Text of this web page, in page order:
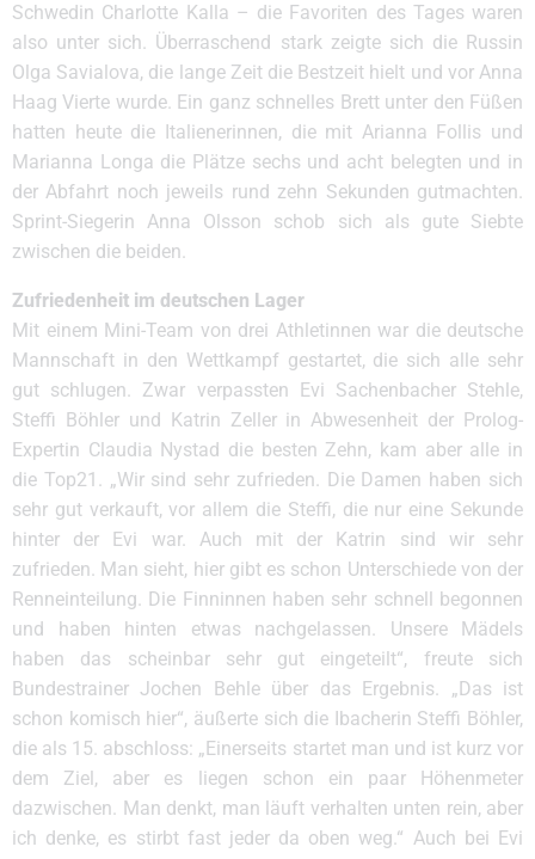
Schwedin Charlotte Kalla – die Favoriten des Tages waren
also unter sich. Überraschend stark zeigte sich die Russin
Olga Savialova, die lange Zeit die Bestzeit hielt und vor Anna
Haag Vierte wurde. Ein ganz schnelles Brett unter den Füßen
hatten heute die Italienerinnen, die mit Arianna Follis und
Marianna Longa die Plätze sechs und acht belegten und in
der Abfahrt noch jeweils rund zehn Sekunden gutmachten.
Sprint-Siegerin Anna Olsson schob sich als gute Siebte
zwischen die beiden.
Zufriedenheit im deutschen Lager
Mit einem Mini-Team von drei Athletinnen war die deutsche
Mannschaft in den Wettkampf gestartet, die sich alle sehr
gut schlugen. Zwar verpassten Evi Sachenbacher Stehle,
Steffi Böhler und Katrin Zeller in Abwesenheit der Prolog-
Expertin Claudia Nystad die besten Zehn, kam aber alle in
die Top21. „Wir sind sehr zufrieden. Die Damen haben sich
sehr gut verkauft, vor allem die Steffi, die nur eine Sekunde
hinter der Evi war. Auch mit der Katrin sind wir sehr
zufrieden. Man sieht, hier gibt es schon Unterschiede von der
Renneinteilung. Die Finninnen haben sehr schnell begonnen
und haben hinten etwas nachgelassen. Unsere Mädels
haben das scheinbar sehr gut eingeteilt“, freute sich
Bundestrainer Jochen Behle über das Ergebnis. „Das ist
schon komisch hier“, äußerte sich die Ibacherin Steffi Böhler,
die als 15. abschloss: „Einerseits startet man und ist kurz vor
dem Ziel, aber es liegen schon ein paar Höhenmeter
dazwischen. Man denkt, man läuft verhalten unten rein, aber
ich denke, es stirbt fast jeder da oben weg.“ Auch bei Evi